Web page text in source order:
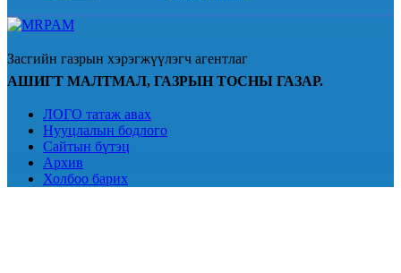
Засгийн газрын хэрэгжүүлэгч агентлаг
АШИГТ МАЛТМАЛ, ГАЗРЫН ТОСНЫ ГАЗАР.
ЛОГО татаж авах
Нууцлалын бодлого
Сайтын бүтэц
Архив
Холбоо барих